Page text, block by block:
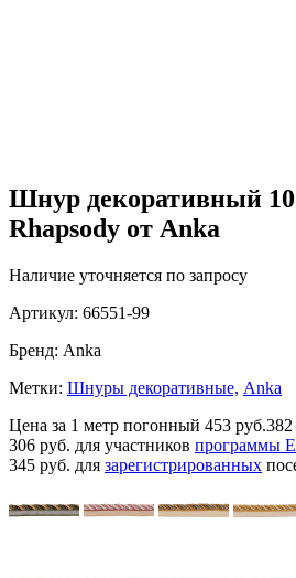
Шнур декоративный
Rhapsody от Anka
Наличие уточняется по запросу
Артикул: 66551-99
Бренд: Anka
Метки: Шнуры декоративные, Anka
Цена за 1 метр погонный 453 руб.382
306 руб. для участников программы
345 руб. для зарегистрированных